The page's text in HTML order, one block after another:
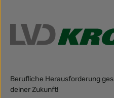
Berufliche Herausforderung
deiner Zukunft!